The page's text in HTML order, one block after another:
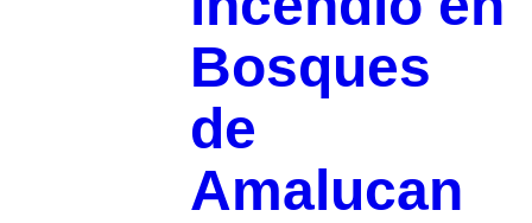
Bosques
de
Amalucan